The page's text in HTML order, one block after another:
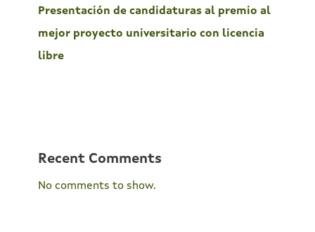
Presentación de candidaturas al premio al
mejor proyecto universitario con licencia
libre
Recent Comments
No comments to show.